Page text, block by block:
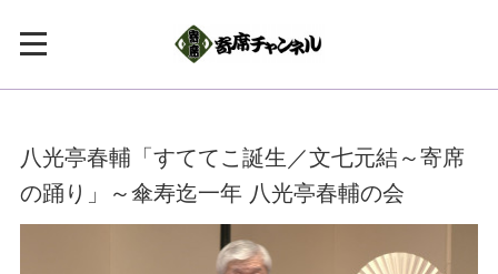
八光亭春輔「すててこ誕生／文七元結～寄席
の踊り」～傘寿迄一年 八光亭春輔の会